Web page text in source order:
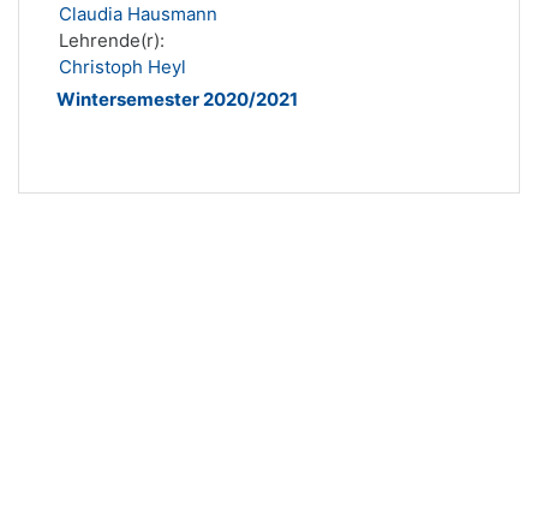
Claudia Hausmann
Lehrende(r):
Christoph Heyl
Wintersemester 2020/2021